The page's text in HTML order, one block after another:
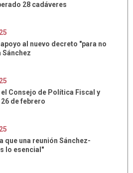
28 cadáveres
al nuevo decreto "para no
Sánchez
Consejo de Política Fiscal y
de febrero
que una reunión Sánchez-
lo esencial"